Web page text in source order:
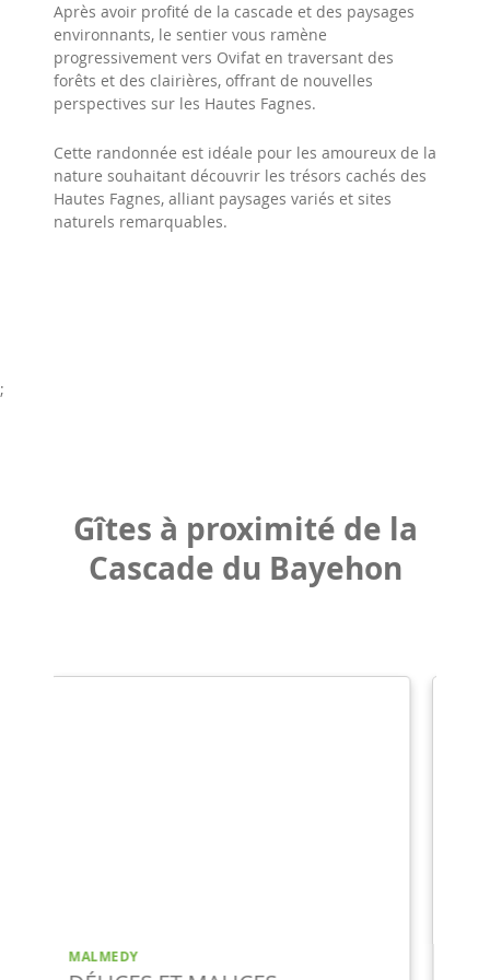
Après avoir profité de la cascade et des paysages
environnants, le sentier vous ramène
progressivement vers Ovifat en traversant des
forêts et des clairières, offrant de nouvelles
perspectives sur les Hautes Fagnes.​
Cette randonnée est idéale pour les amoureux de la
nature souhaitant découvrir les trésors cachés des
Hautes Fagnes, alliant paysages variés et sites
naturels remarquables.​
;
Gîtes à proximité de la
Cascade du Bayehon
OVIFAT